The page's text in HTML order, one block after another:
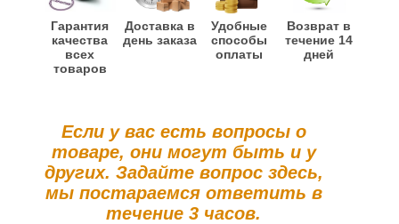
Гарантия
качества
всех
товаров
Доставка в
день заказа
Удобные
способы
оплаты
Возврат в
течение 14
дней
Если у вас есть вопросы о
товаре, они могут быть и у
других. Задайте вопрос здесь,
мы постараемся ответить в
течение 3 часов.